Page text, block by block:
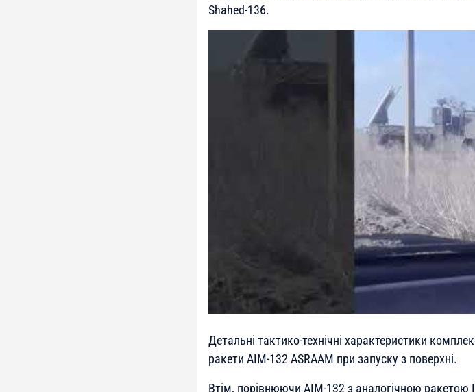
Shahed-136.
Детальні тактико-технічні характеристики
ракети AIM-132 ASRAAM при запуску з поверхні.
Втім, порівнюючи AIM-132 з аналогічною ракетою